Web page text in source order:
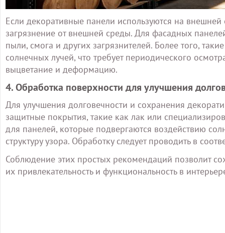
Если декоративные панели используются на
загрязнение от внешней среды. Для фасадных
пыли, смога и других загрязнителей. Более того,
солнечных лучей, что требует периодического
выцветание и деформацию.
4. Обработка поверхности для улучшения
Для улучшения долговечности и сохранения
защитные покрытия, такие как лак или
для панелей, которые подвергаются воздействию
структуру узора. Обработку следует проводить в
Соблюдение этих простых рекомендаций позволит
их привлекательность и функциональность в